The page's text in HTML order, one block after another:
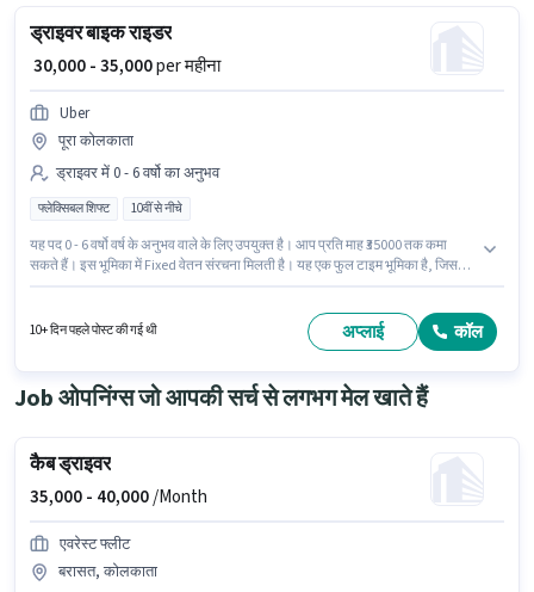
ड्राइवर बाइक राइडर
₹ 30,000 - 35,000per महीना
Uber
पूरा कोलकाता
ड्राइवर में 0 - 6 वर्षो का अनुभव
फ्लेक्सिबल शिफ्ट 10वीं से नीचे
यह पद 0 - 6 वर्षो वर्ष के अनुभव वाले के लिए उपयुक्त है। आप प्रति माह ₹35000 तक कमा
सकते हैं। इस भूमिका में Fixed वेतन संरचना मिलती है। यह एक फुल टाइम भूमिका है, जिसमें
जुड़ें।
10+ दिन पहले पोस्ट की गई थी अप्लाई कॉल
Job ओपनिंग्स जो आपकी सर्च से लगभग मेल खाते हैं
कैब ड्राइवर
35,000 - 40,000/Month
एवरेस्ट फ्लीट
बरासत, कोलकाता